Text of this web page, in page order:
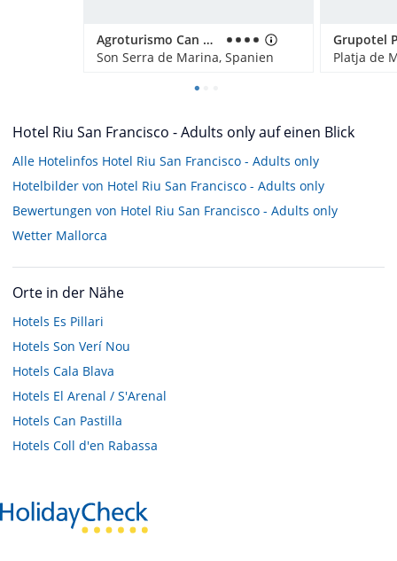
Agroturismo Can Pere Rei
Son Serra de Marina, Spanien
Hotel Riu San Francisco - Adults only auf einen Blick
Alle Hotelinfos Hotel Riu San Francisco - Adults only
Hotelbilder von Hotel Riu San Francisco - Adults only
Bewertungen von Hotel Riu San Francisco - Adults only
Wetter Mallorca
Orte in der Nähe
Hotels Es Pillari
Hotels Son Verí Nou
Hotels Cala Blava
Hotels El Arenal / S'Arenal
Hotels Can Pastilla
Hotels Coll d'en Rabassa